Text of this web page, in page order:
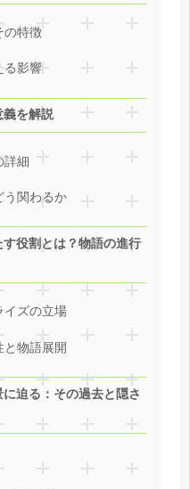
の特徴
る影響
義を解説
詳細
う関わるか
役割とは？物語の進行
イズの立場
物語展開
迫る：その過去と隠さ